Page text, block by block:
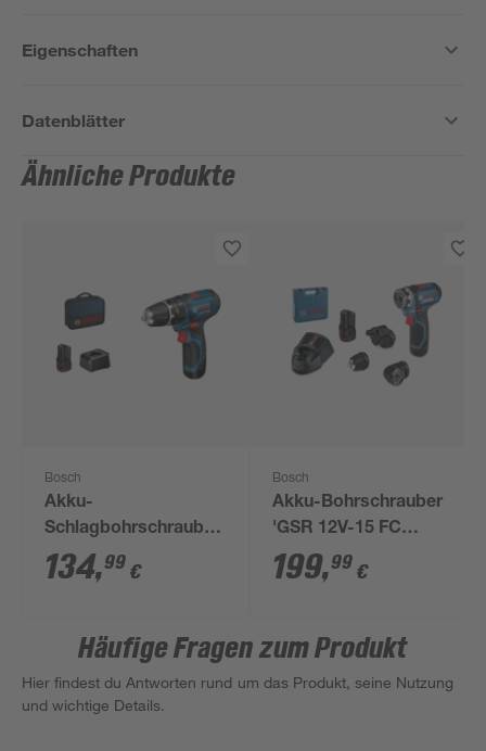
Eigenschaften
Datenblätter
Ähnliche Produkte
Bosch
Akku-
Schlagbohrschrauber
'GSB 12V-15
Professional' 2 x 2,0
134,99 €
Bosch
Akku-Bohrschrauber
'GSR 12V-15 FC
Professional' 2 x 2,0
Ah Akku in Koffer
199,99 €
Häufige Fragen zum Produkt
Hier findest du Antworten rund um das Produkt, seine Nutzung
und wichtige Details.